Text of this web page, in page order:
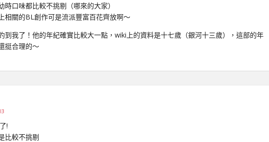
時口味都比較不挑剔（哪來的大家）
相關的BL創作可是流派豐富百花齊放啊～
到我了！他的年紀確實比較大一點，wiki上的資料是十七歲（銀河十三歲），這部的年
挺合理的～
!
比較不挑剔